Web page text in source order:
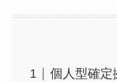
個人型確定